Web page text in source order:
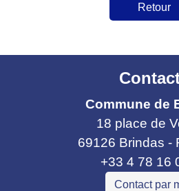
Retour
Commune de
18 place de
69126 Brindas -
+33 4 78 16
Contact par